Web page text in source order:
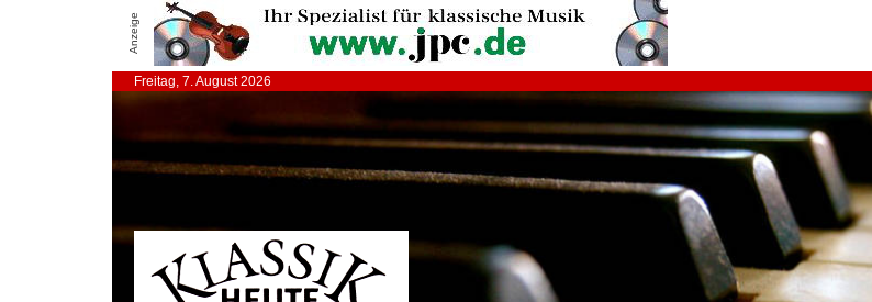
Anzeige
Freitag, 7. August 2026